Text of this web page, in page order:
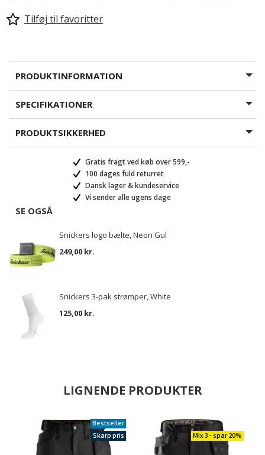
Tilføj til favoritter
PRODUKTINFORMATION
SPECIFIKATIONER
PRODUKTSIKKERHED
Gratis fragt ved køb over 599,-
100 dages fuld returret
Dansk lager & kundeservice
Vi sender alle ugens dage
SE OGSÅ
Snickers logo bælte, Neon Gul
249,00 kr.
Snickers 3-pak strømper, White
125,00 kr.
LIGNENDE PRODUKTER
Bestseller
Skarp pris
Mix 3 - spar 20%